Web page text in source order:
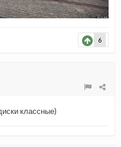
6
классные)